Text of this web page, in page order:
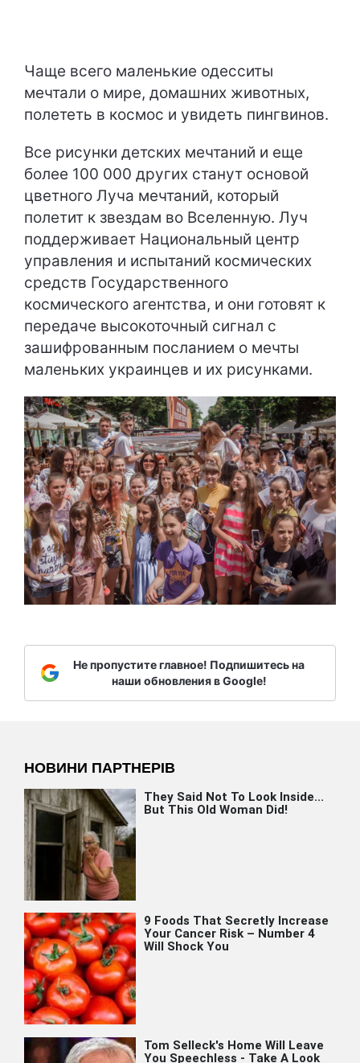
Чаще всего маленькие одесситы
мечтали о мире, домашних животных,
полететь в космос и увидеть пингвинов.
Все рисунки детских мечтаний и еще
более 100 000 других станут основой
цветного Луча мечтаний, который
полетит к звездам во Вселенную. Луч
поддерживает Национальный центр
управления и испытаний космических
средств Государственного
космического агентства, и они готовят к
передаче высокоточный сигнал с
зашифрованным посланием о мечты
маленьких украинцев и их рисунками.
Не пропустите главное! Подпишитесь на
наши обновления в Google!